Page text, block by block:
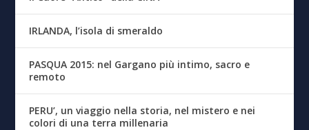
IRLANDA, l’isola di smeraldo
PASQUA 2015: nel Gargano più intimo, sacro e
remoto
PERU’, un viaggio nella storia, nel mistero e nei
colori di una terra millenaria